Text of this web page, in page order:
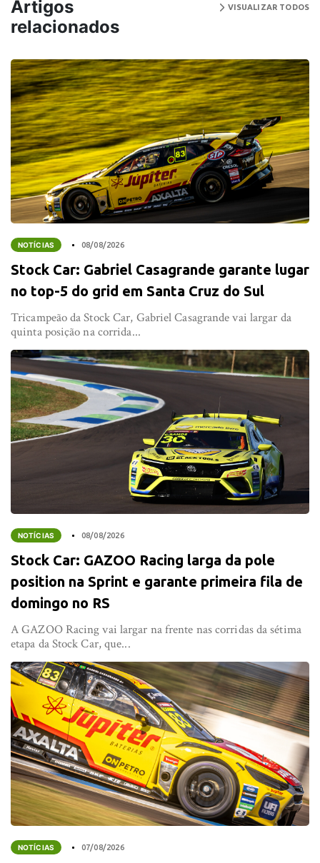
Artigos
relacionados
VISUALIZAR TODOS
NOTÍCIAS 08/08/2026
Stock Car: Gabriel Casagrande garante lugar
no top-5 do grid em Santa Cruz do Sul
Tricampeão da Stock Car, Gabriel Casagrande vai largar da
quinta posição na corrida...
NOTÍCIAS 08/08/2026
Stock Car: GAZOO Racing larga da pole
position na Sprint e garante primeira fila de
domingo no RS
A GAZOO Racing vai largar na frente nas corridas da sétima
etapa da Stock Car, que...
NOTÍCIAS 07/08/2026